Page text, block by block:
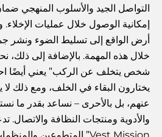
التواصل الجيد والأسلوب المنهجي
إمكانية الوصول خلال عمليات الإخلاء.
أرض الواقع إلى تسليط الضوء ونشر
خلال هذه المهمة. بالإضافة إلى
شخص يتخلف عن الركب” يعني أيضًا
يختارون البقاء في الخلف، ومع ذلك لا
عنهم، بل بالأحرى – نساعد بقدر ما